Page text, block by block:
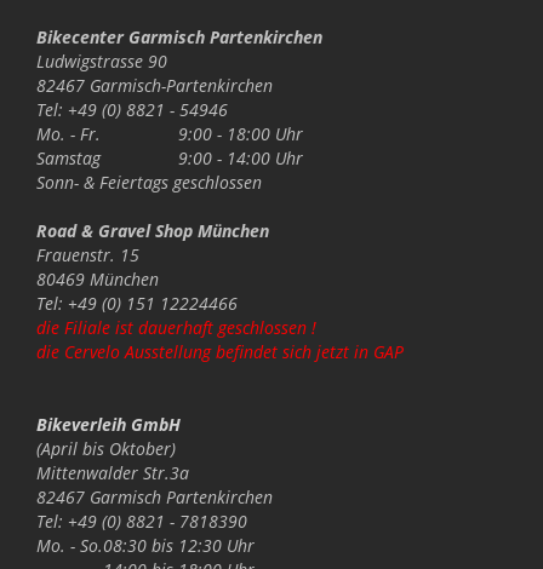
Bikecenter Garmisch Partenkirchen
Ludwigstrasse 90
82467 Garmisch-Partenkirchen
Tel: +49 (0) 8821 - 54946
Mo. - Fr.
9:00 - 18:00 Uhr
Samstag
9:00 - 14:00 Uhr
Sonn- & Feiertags geschlossen
Road & Gravel Shop München
Frauenstr. 15
80469 München
Tel: +49 (0) 151 12224466
die Filiale ist dauerhaft geschlossen !
die Cervelo Ausstellung befindet sich jetzt in GAP
Bikeverleih GmbH
(April bis Oktober)
Mittenwalder Str.3a
82467 Garmisch Partenkirchen
Tel: +49 (0) 8821 - 7818390
Mo. - So.08:30 bis 12:30 Uhr